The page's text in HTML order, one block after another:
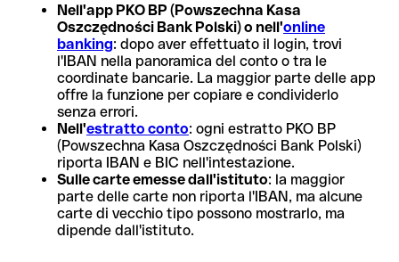
Nell'app PKO BP (Powszechna Kasa
Oszczędności Bank Polski) o nell'online
banking: dopo aver effettuato il login, trovi
l'IBAN nella panoramica del conto o tra le
coordinate bancarie. La maggior parte delle app
offre la funzione per copiare e condividerlo
senza errori.
Nell'estratto conto: ogni estratto PKO BP
(Powszechna Kasa Oszczędności Bank Polski)
riporta IBAN e BIC nell'intestazione.
Sulle carte emesse dall'istituto: la maggior
parte delle carte non riporta l'IBAN, ma alcune
carte di vecchio tipo possono mostrarlo, ma
dipende dall'istituto.